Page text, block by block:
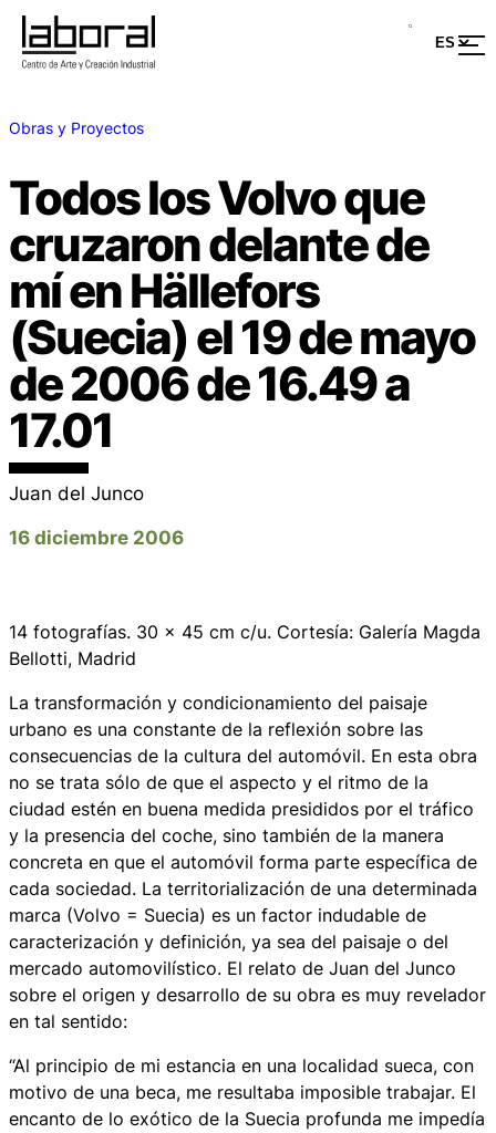
Obras y Proyectos
Todos los Volvo que
cruzaron delante de
mí en Hällefors
(Suecia) el 19 de mayo
de 2006 de 16.49 a
17.01
Juan del Junco
16 diciembre 2006
14 fotografías. 30 x 45 cm c/u. Cortesía: Galería Magda
Bellotti, Madrid
La transformación y condicionamiento del paisaje
urbano es una constante de la reflexión sobre las
consecuencias de la cultura del automóvil. En esta obra
no se trata sólo de que el aspecto y el ritmo de la
ciudad estén en buena medida presididos por el tráfico
y la presencia del coche, sino también de la manera
concreta en que el automóvil forma parte específica de
cada sociedad. La territorialización de una determinada
marca (Volvo = Suecia) es un factor indudable de
caracterización y definición, ya sea del paisaje o del
mercado automovilístico. El relato de Juan del Junco
sobre el origen y desarrollo de su obra es muy revelador
en tal sentido:
“Al principio de mi estancia en una localidad sueca, con
motivo de una beca, me resultaba imposible trabajar. El
encanto de lo exótico de la Suecia profunda me impedía